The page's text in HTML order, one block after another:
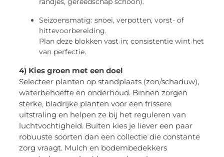
Seizoensmatig: snoei, verpotten, vorst- of
hittevoorbereiding.
Plan deze blokken vast in; consistentie wint het
van perfectie.
4) Kies groen met een doel
Selecteer planten op standplaats (zon/schaduw),
waterbehoefte en onderhoud. Binnen zorgen
sterke, bladrijke planten voor een frissere
uitstraling en helpen ze bij het reguleren van
luchtvochtigheid. Buiten kies je liever een paar
robuuste soorten dan een collectie die constante
zorg vraagt. Mulch en bodembedekkers